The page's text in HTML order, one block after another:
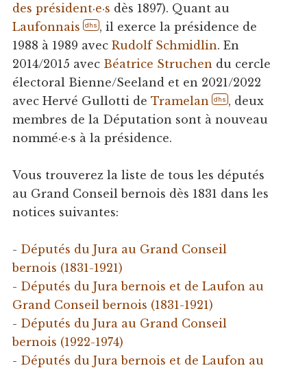
des président·e·s dès 1897). Quant au
Laufonnais
dhs , il exerce la présidence de
1988 à 1989 avec Rudolf Schmidlin. En
2014/2015 avec Béatrice Struchen du cercle
électoral Bienne/Seeland et en 2021/2022
avec Hervé Gullotti de Tramelan dhs , deux
membres de la Députation sont à nouveau
nommé·e·s à la présidence.
Vous trouverez la liste de tous les députés
au Grand Conseil bernois dès 1831 dans les
notices suivantes:
- Députés du Jura au Grand Conseil
bernois (1831-1921)
- Députés du Jura bernois et de Laufon au
Grand Conseil bernois (1831-1921)
- Députés du Jura au Grand Conseil
bernois (1922-1974)
- Députés du Jura bernois et de Laufon au